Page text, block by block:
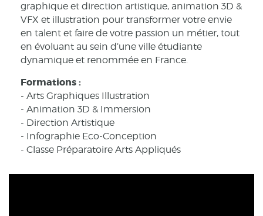
graphique et direction artistique, animation 3D &
VFX et illustration pour transformer votre envie
en talent et faire de votre passion un métier, tout
en évoluant au sein d’une ville étudiante
dynamique et renommée en France.
Formations :
- Arts Graphiques Illustration
- Animation 3D & Immersion
- Direction Artistique
- Infographie Eco-Conception
- Classe Préparatoire Arts Appliqués